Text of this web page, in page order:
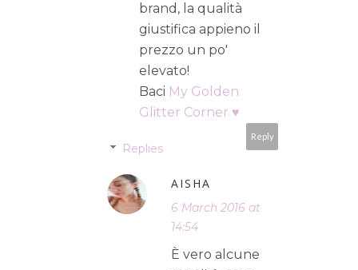
brand, la qualità
giustifica appieno il
prezzo un po'
elevato!
Baci My Golden
Glitter Corner ♥
Reply
Replies
AISHA
6 March 2016 at
14:54
È vero alcune